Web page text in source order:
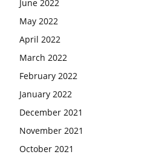
June 2022
May 2022
April 2022
March 2022
February 2022
January 2022
December 2021
November 2021
October 2021